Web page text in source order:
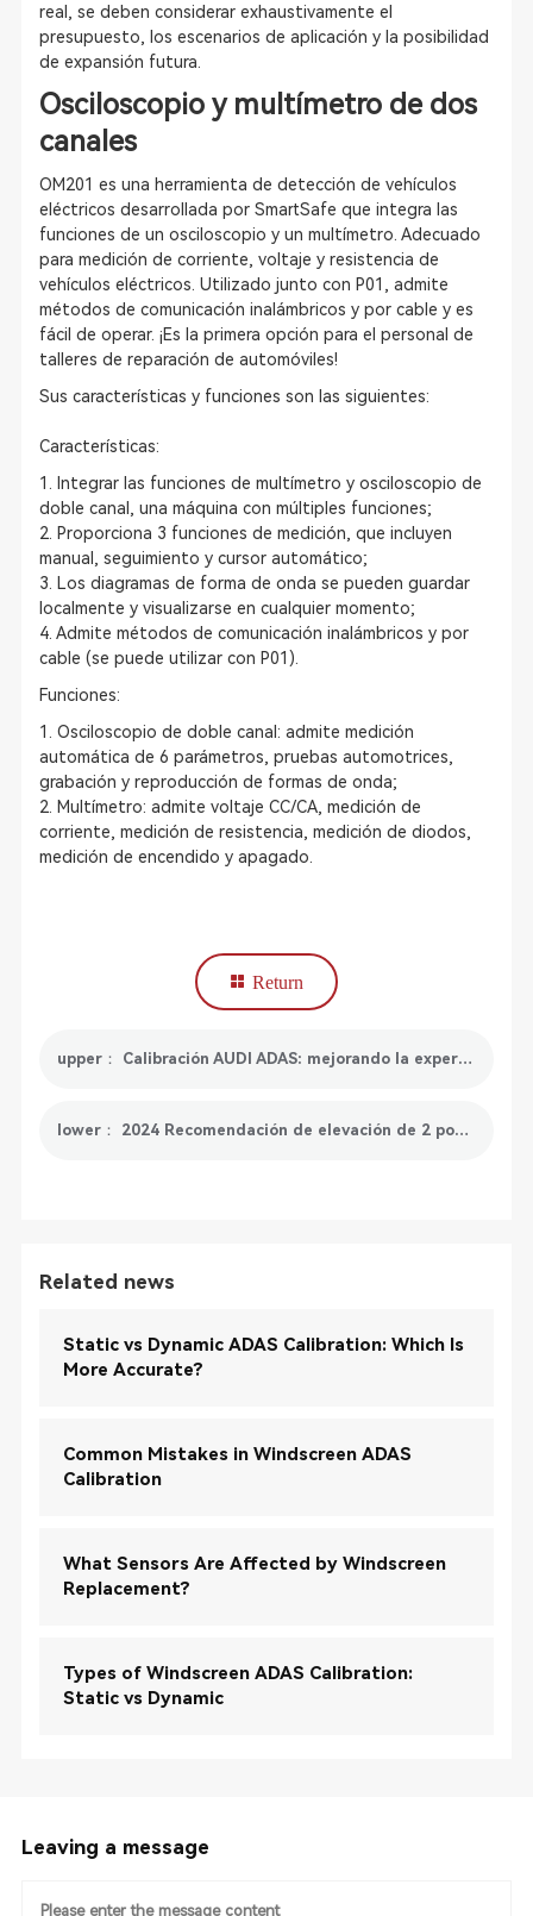
real, se deben considerar exhaustivamente el
presupuesto, los escenarios de aplicación y la posibilidad
de expansión futura.
Osciloscopio y multímetro de dos
canales
OM201 es una herramienta de detección de vehículos
eléctricos desarrollada por SmartSafe que integra las
funciones de un osciloscopio y un multímetro. Adecuado
para medición de corriente, voltaje y resistencia de
vehículos eléctricos. Utilizado junto con P01, admite
métodos de comunicación inalámbricos y por cable y es
fácil de operar. ¡Es la primera opción para el personal de
talleres de reparación de automóviles!
Sus características y funciones son las siguientes:
Características:
1. Integrar las funciones de multímetro y osciloscopio de
doble canal, una máquina con múltiples funciones;
2. Proporciona 3 funciones de medición, que incluyen
manual, seguimiento y cursor automático;
3. Los diagramas de forma de onda se pueden guardar
localmente y visualizarse en cualquier momento;
4. Admite métodos de comunicación inalámbricos y por
cable (se puede utilizar con P01).
Funciones:
1. Osciloscopio de doble canal: admite medición
automática de 6 parámetros, pruebas automotrices,
grabación y reproducción de formas de onda;
2. Multímetro: admite voltaje CC/CA, medición de
corriente, medición de resistencia, medición de diodos,
medición de encendido y apagado.
Return
upper： Calibración AUDI ADAS: mejorando la experiencia de conducción
lower： 2024 Recomendación de elevación de 2 postes de SmartSafe
Related news
Static vs Dynamic ADAS Calibration: Which Is
More Accurate?
Common Mistakes in Windscreen ADAS
Calibration
What Sensors Are Affected by Windscreen
Replacement?
Types of Windscreen ADAS Calibration:
Static vs Dynamic
Leaving a message